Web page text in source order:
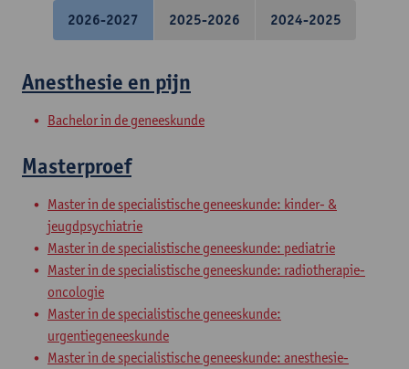
2026-2027 2025-2026 2024-2025
Anesthesie en pijn
Bachelor in de geneeskunde
Masterproef
Master in de specialistische geneeskunde: kinder- &
jeugdpsychiatrie
Master in de specialistische geneeskunde: pediatrie
Master in de specialistische geneeskunde: radiotherapie-
oncologie
Master in de specialistische geneeskunde:
urgentiegeneeskunde
Master in de specialistische geneeskunde: anesthesie-